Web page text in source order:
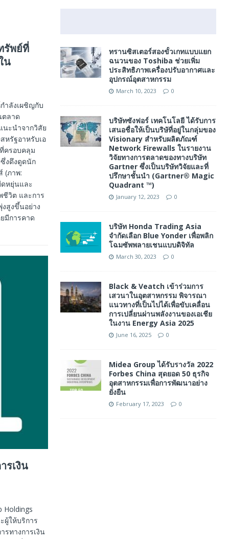
รัพย์ที่
น
ำลังเผชิญกับ
ตลาด
นะนำจากวิสัย
หรัฐอาหรับเอ
ครอบคลุม
งดึงดูดนัก
(ภาพ:
ดหยุ่นและ
ชีวิต และการ
สูงขึ้นอย่าง
มีการคาด
รเงิน
Holdings
ผู้ให้บริการ
ทางการเงิน
ทรานซิสเตอร์สองขั้วเกทแบบแยก
ฉนวนของ Toshiba ช่วยเพิ่ม
ประสิทธิภาพเครื่องปรับอากาศและ
อุปกรณ์อุตสาหกรรม
March 10, 2023 0
บริษัทซังฟอร์ เทคโนโลยี ได้รับการ
เสนอชื่อให้เป็นบริษัที่อยู่ในกลุ่มของ
Visionary สำหรับผลิตภัณฑ์
Network Firewalls ในรายงาน
วิจัยทางการตลาดของทางบริษัท
Gartner ซึ่งเป็นบริษัทวิจัยและที่
ปรึกษาชั้นนำ (Gartner® Magic
Quadrant ™)
January 12, 2023 0
บริษัท Honda Trading Asia
จำกัดเลือก Blue Yonder เพื่อพลิก
โฉมซัพพลายเชนแบบดิจิทัล
March 30, 2023 0
Black & Veatch เข้าร่วมการ
เสวนาในอุตสาหกรรม พิจารณา
แนวทางที่เป็นไปได้เพื่อขับเคลื่อน
การเปลี่ยนผ่านพลังงานของเอเชีย
ในงาน Energy Asia 2025
June 16, 2025 0
Midea Group ได้รับรางวัล 2022
Forbes China สุดยอด 50 ธุรกิจ
อุตสาหกรรมเพื่อการพัฒนาอย่าง
ยั่งยืน
February 17, 2023 0